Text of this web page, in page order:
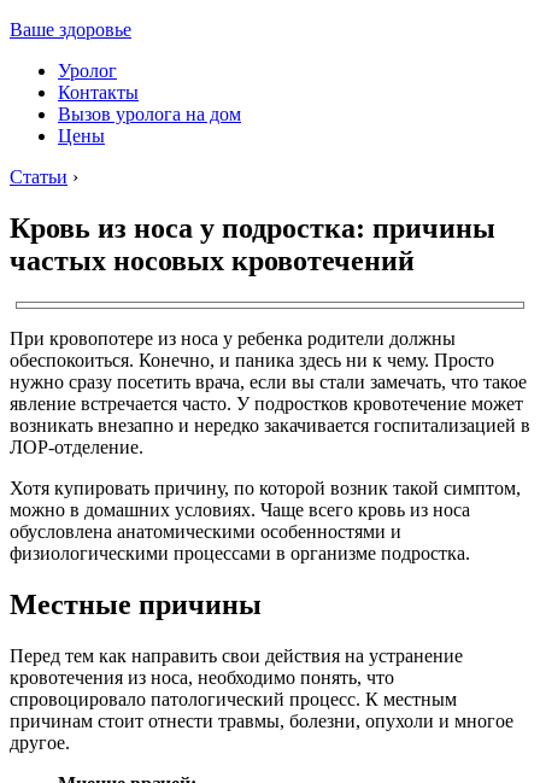
Ваше здоровье
Уролог
Контакты
Вызов уролога на дом
Цены
Статьи ›
Кровь из носа у подростка: причины
частых носовых кровотечений
При кровопотере из носа у ребенка родители должны
обеспокоиться. Конечно, и паника здесь ни к чему. Просто
нужно сразу посетить врача, если вы стали замечать, что такое
явление встречается часто. У подростков кровотечение может
возникать внезапно и нередко закачивается госпитализацией в
ЛОР-отделение.
Хотя купировать причину, по которой возник такой симптом,
можно в домашних условиях. Чаще всего кровь из носа
обусловлена анатомическими особенностями и
физиологическими процессами в организме подростка.
Местные причины
Перед тем как направить свои действия на устранение
кровотечения из носа, необходимо понять, что
спровоцировало патологический процесс. К местным
причинам стоит отнести травмы, болезни, опухоли и многое
другое.